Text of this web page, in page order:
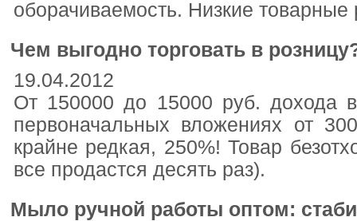
оборачиваемость. Низкие товарные
Чем выгодно торговать в
19.04.2012
От 150000 до 15000 руб. дохода
первоначальных вложениях от
крайне редкая, 250%! Товар
все продастся десять раз).
Мыло ручной работы оптом: